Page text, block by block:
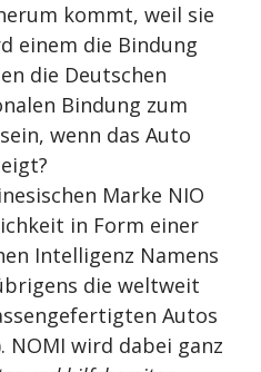
kommt, weil sie
einem die Bindung
die Deutschen
Bindung zum
wenn das Auto
Marke NIO
in Form einer
Intelligenz Namens
die weltweit
Autos
NOMI wird dabei ganz